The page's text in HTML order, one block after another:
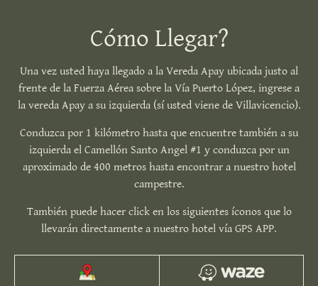
Cómo Llegar?
Una vez usted haya llegado a la Vereda Apay ubicada justo al
frente de la Fuerza Aérea sobre la Vía Puerto López, ingrese a
la vereda Apay a su izquierda (sí usted viene de Villavicencio).
Conduzca por 1 kilómetro hasta que encuentre también a su
izquierda el Camellón Santo Angel #1 y conduzca por un
aproximado de 400 metros hasta encontrar a nuestro hotel
campestre.
También puede hacer click en los siguientes íconos que lo
llevarán directamente a nuestro hotel vía GPS APP.